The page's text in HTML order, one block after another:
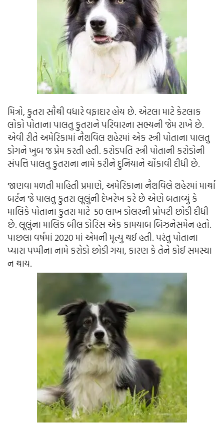
મિત્રો, કુતરા સૌથી વધારે વફાદાર હોય છે. એટલા માટે કેટલાક
લોકો પોતાના પાલતુ કુતરાને પરિવારના સભ્યની જેમ રાખે છે.
એવી રીતે અમેરિકામાં નૈશવિલ શહેરમાં એક સ્ત્રી પોતાના પાલતુ
ડોગને ખુબ જ પ્રેમ કરતી હતી. કરોડપતિ સ્ત્રી પોતાની કરોડોની
સંપત્તિ પાલતુ કુતરાના નામે કરીને દુનિયાને ચોંકાવી દીધી છે.
જાણવા મળતી માહિતી પ્રમાણે, અમેરિકાના નૈશવિલે શહેરમાં માર્થા
બર્ટન જે પાલતુ કુતરા લૂલુંની દેખરેખ કરે છે એણે બતાવ્યું કે
માલિકે પોતાના કુતરા માટે 50 લાખ ડોલરની પ્રોપટી છોડી દીધી
છે. લૂલુંના માલિક બીલ ડોરિસ એક કામયાબ બિઝનેસમેન હતો.
પાછલા વર્ષમાં 2020 માં એમની મૃત્યુ થઈ હતી. પરંતુ પોતાના
પ્યારા પપ્પીના નામે કરોડો છોડી ગયા, કારણ કે તેને કોઈ સમસ્યા
ન થાય.